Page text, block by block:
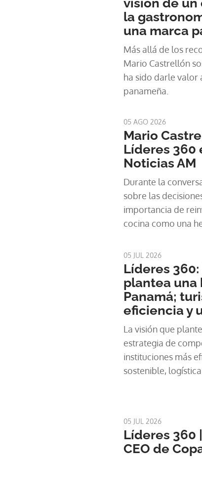
visión de
la
una marca
Más allá de los
Mario Castrellón
ha sido darle valor
panameña.
05 AGO 2026
Mario
Líderes 360
Noticias AM
Durante la
sobre las
importancia de
cocina como una
05 JUL 2026
Líderes
plantea una
Panamá;
eficiencia y
La visión que
estrategia de
instituciones más
sostenible,
05 JUL 2026
Líderes 360
CEO de